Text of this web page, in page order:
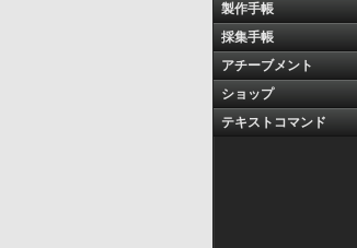
製作手帳
採集手帳
アチーブメント
ショップ
テキストコマンド